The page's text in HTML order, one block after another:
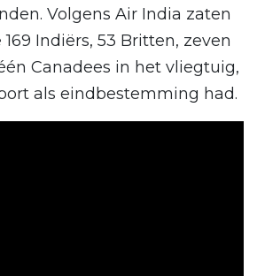
Volgens Air India zaten
Indiërs, 53 Britten, zeven
Canadees in het vliegtuig,
als eindbestemming had.